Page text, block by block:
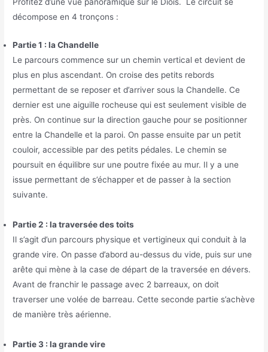
Profitez d’une vue panoramique sur le Diois. Le circuit se
décompose en 4 tronçons :
Partie 1 : la Chandelle
Le parcours commence sur un chemin vertical et devient de
plus en plus ascendant. On croise des petits rebords
permettant de se reposer et d’arriver sous la Chandelle. Ce
dernier est une aiguille rocheuse qui est seulement visible de
près. On continue sur la direction gauche pour se positionner
entre la Chandelle et la paroi. On passe ensuite par un petit
couloir, accessible par des petits pédales. Le chemin se
poursuit en équilibre sur une poutre fixée au mur. Il y a une
issue permettant de s’échapper et de passer à la section
suivante.
Partie 2 : la traversée des toits
Il s’agit d’un parcours physique et vertigineux qui conduit à la
grande vire. On passe d’abord au-dessus du vide, puis sur une
arête qui mène à la case de départ de la traversée en dévers.
Avant de franchir le passage avec 2 barreaux, on doit
traverser une volée de barreau. Cette seconde partie s’achève
de manière très aérienne.
Partie 3 : la grande vire